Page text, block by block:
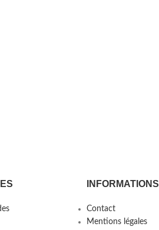
INFORMATIONS
Contact
Mentions légales